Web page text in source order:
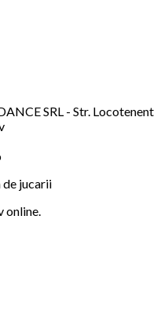
SRL - Str. Locotenent
de jucarii
online.